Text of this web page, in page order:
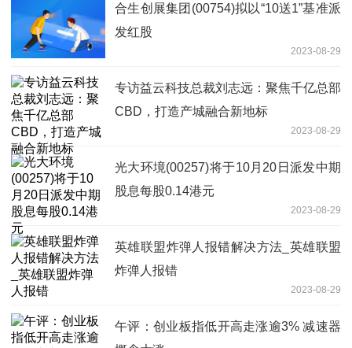
合生创展集团(00754)拟以“10送1”基准派
发红股
2023-08-29
专访益云科技总裁刘志远：聚焦千亿总部
CBD，打造产城融合新地标
2023-08-29
光大环境(00257)将于10月20日派发中期
股息每股0.14港元
2023-08-29
英雄联盟炸弹人报错解决方法_英雄联盟
炸弹人报错
2023-08-29
午评：创业板指低开高走涨逾3% 减速器